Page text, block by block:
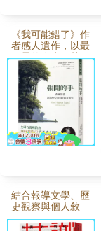
《我可能錯了》作
者感人遺作，以最
溫柔的人生智慧，
陪伴我們在不確定
的世界安住身心。
結合報導文學、歷
史觀察與個人敘
事，帶你看懂資訊